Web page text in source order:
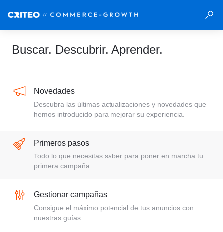
Buscar. Descubrir. Aprender.
Novedades
Descubra las últimas actualizaciones y novedades que
hemos introducido para mejorar su experiencia.
Primeros pasos
Todo lo que necesitas saber para poner en marcha tu
primera campaña.
Gestionar campañas
Consigue el máximo potencial de tus anuncios con
nuestras guías.